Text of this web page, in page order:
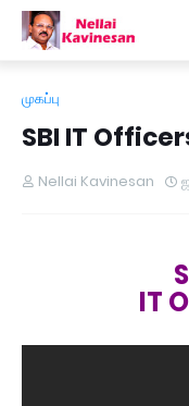
முகப்பு
SBI IT
Nellai Kavinesan
IT